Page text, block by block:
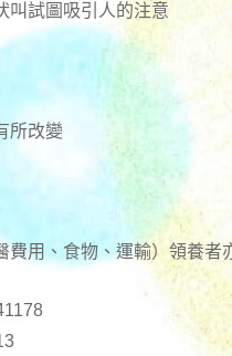
叫試圖吸引人的注意
所改變
用、食物、運輸）領養者